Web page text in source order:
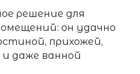
решение для
он удачно
прихожей,
и даже ванной